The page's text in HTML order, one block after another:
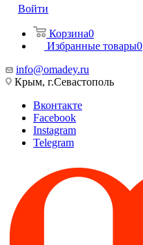
Войти
Корзина0
Избранные товары0
info@omadey.ru
Крым, г.Севастополь
Вконтакте
Facebook
Instagram
Telegram